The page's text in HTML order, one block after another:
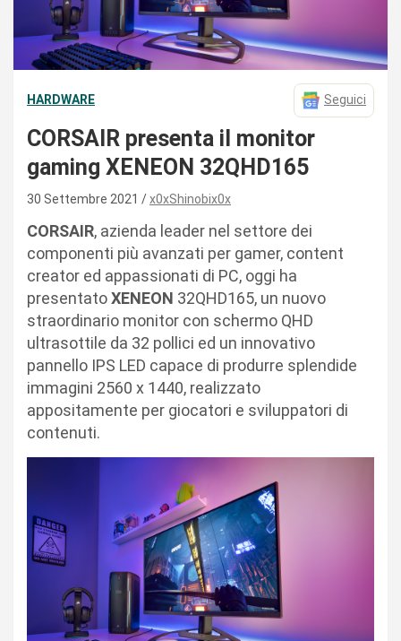
HARDWARE Seguici
CORSAIR presenta il monitor
gaming XENEON 32QHD165
30 Settembre 2021 x0xShinobix0x
CORSAIR, azienda leader nel settore dei
componenti più avanzati per gamer, content
creator ed appassionati di PC, oggi ha
presentatoXENEON 32QHD165, un nuovo
straordinario monitor con schermo QHD
ultrasottile da 32 pollici ed un innovativo
pannello IPS LED capace di produrre splendide
immagini 2560 x 1440, realizzato
appositamente per giocatori e sviluppatori di
contenuti.